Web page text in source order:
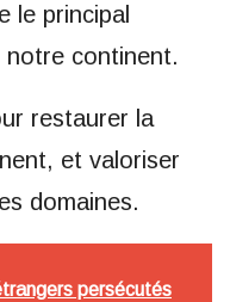
le principal
notre continent.
restaurer la
et valoriser
domaines.
persécutés